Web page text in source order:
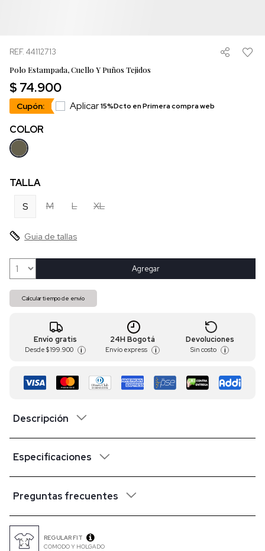
REF. 44112713
Polo Estampada, Cuello Y Puños Tejidos
$ 74.900
Cupón: Aplicar15%Dcto en Primera compra web
COLOR
TALLA
S
M L XL
Guia de tallas
Agregar
Calcular tiempo de envío
Envío gratis
Desde $ 199.900 i
24H Bogotá
Envío express i
Devoluciones
Sin costo i
Descripción
Especificaciones
Preguntas frecuentes
REGULAR FIT
COMODO Y HOLGADO